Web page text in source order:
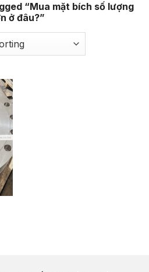
“Mua mặt bích số lượng
ở đâu?”